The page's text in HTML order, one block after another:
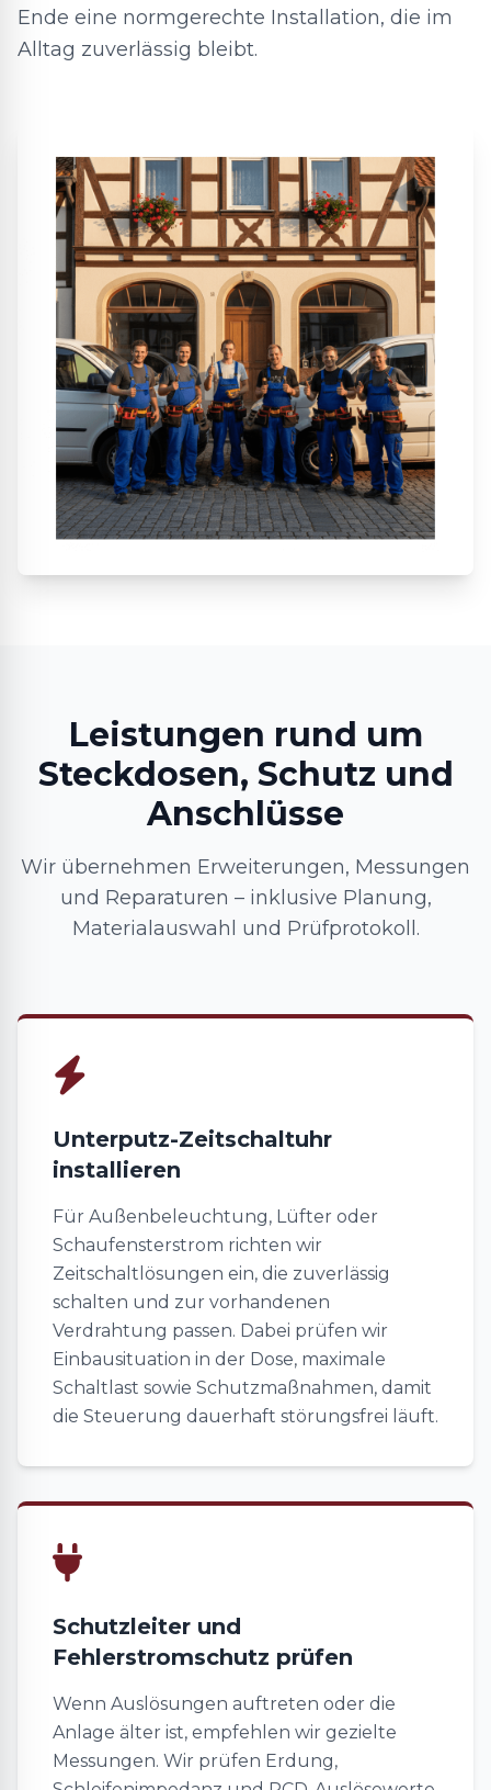
Ende eine normgerechte Installation, die im
Alltag zuverlässig bleibt.
Leistungen rund um
Steckdosen, Schutz und
Anschlüsse
Wir übernehmen Erweiterungen, Messungen
und Reparaturen – inklusive Planung,
Materialauswahl und Prüfprotokoll.
Unterputz-Zeitschaltuhr
installieren
Für Außenbeleuchtung, Lüfter oder
Schaufensterstrom richten wir
Zeitschaltlösungen ein, die zuverlässig
schalten und zur vorhandenen
Verdrahtung passen. Dabei prüfen wir
Einbausituation in der Dose, maximale
Schaltlast sowie Schutzmaßnahmen, damit
die Steuerung dauerhaft störungsfrei läuft.
Schutzleiter und
Fehlerstromschutz prüfen
Wenn Auslösungen auftreten oder die
Anlage älter ist, empfehlen wir gezielte
Messungen. Wir prüfen Erdung,